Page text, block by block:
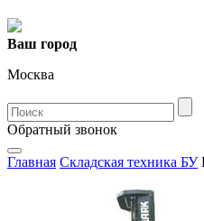
Ваш город
Москва
Oбратный звонок
Главная Складская техника БУ